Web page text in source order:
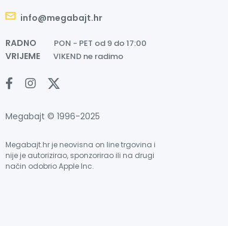
info@megabajt.hr
RADNO PON - PET od 9 do 17:00
VRIJEME VIKEND ne radimo
Megabajt © 1996-2025
Megabajt.hr je neovisna on line trgovina i
nije je autorizirao, sponzorirao ili na drugi
način odobrio Apple Inc.